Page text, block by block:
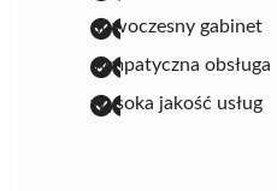
nowoczesny gabinet
sympatyczna obsługa
wysoka jakość usług